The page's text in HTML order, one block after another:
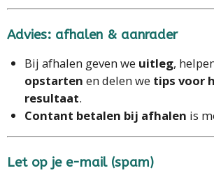
Advies: afhalen & aanrader
Bij afhalen geven we uitleg,
opstarten en delen we tips voor
resultaat.
Contant betalen bij afhalen is
Let op je e-mail (spam)